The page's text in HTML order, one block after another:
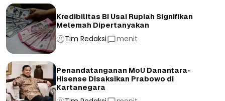
Kredibilitas BI Usai Rupiah Signifikan
Melemah Dipertanyakan
Tim Redaksi menit
Penandatanganan MoU Danantara-
Hisense Disaksikan Prabowo di
Kartanegara